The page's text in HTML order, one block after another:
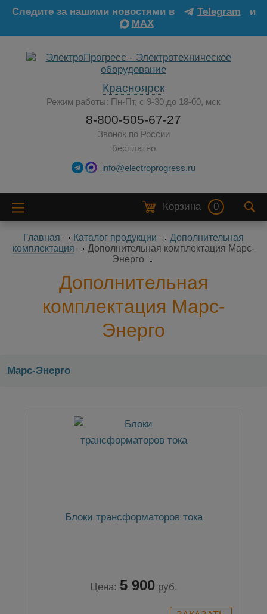
Следите за нашими новостями в Telegram
и
MAX
Красноярск
Режим работы: Пн-Пт, с 9-30 до 18-00, мск
8-800-505-67-27
Звонок по России
бесплатно
info@electroprogress.ru
Корзина 0
Главная Каталог продукции
Дополнительная
комплектация
Дополнительная комплектация Марс-
Энерго
Дополнительная
комплектация Марс-
Энерго
Марс-Энерго
Блоки трансформаторов тока
Цена: 5 900 руб.